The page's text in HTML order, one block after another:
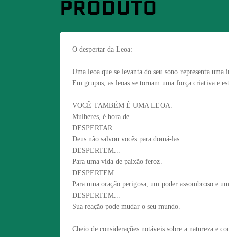
PRODUTO
O despertar da Leoa:
Uma leoa que se levanta do seu sono representa
Em grupos, as leoas se tornam uma força criativa e
VOCÊ TAMBÉM É UMA LEOA.
Mulheres, é hora de...
DESPERTAR...
Deus não salvou vocês para domá-las.
DESPERTEM...
Para uma vida de paixão feroz.
DESPERTEM...
Para uma oração perigosa, um poder assombroso e
DESPERTEM...
Sua reação pode mudar o seu mundo.
Cheio de considerações notáveis sobre a natureza e